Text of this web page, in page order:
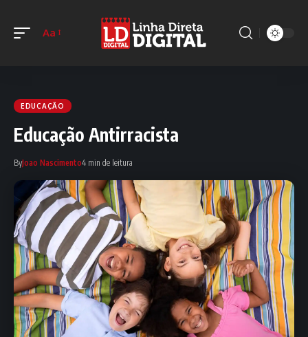
Aa
EDUCAÇÃO
Educação Antirracista
ByJoao Nascimento4 min de leitura